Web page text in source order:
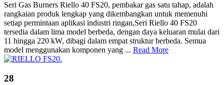
Seri Gas Burners Riello 40 FS20, pembakar gas satu tahap, adalah
rangkaian produk lengkap yang dikembangkan untuk memenuhi
setiap permintaan aplikasi industri ringan,Seri Riello 40 FS20
tersedia dalam lima model berbeda, dengan daya keluaran mulai dari
11 hingga 220 kW, dibagi dalam empat struktur berbeda. Semua
model menggunakan komponen yang ... Read More
28